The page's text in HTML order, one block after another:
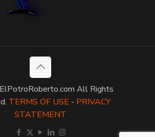
All Rights
TERMS OF USE - PRIVACY
STATEMENT